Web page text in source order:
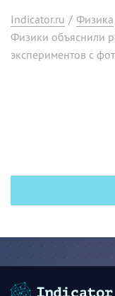
Indicator.ru / Физика
Физики объяснили
экспериментов с